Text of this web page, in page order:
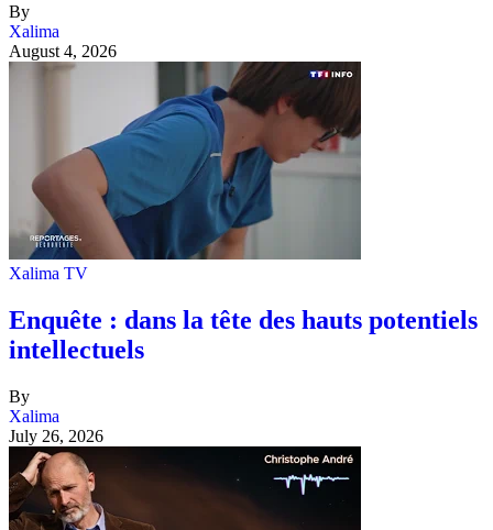
By
Xalima
August 4, 2026
Xalima TV
Enquête : dans la tête des hauts potentiels
intellectuels
By
Xalima
July 26, 2026